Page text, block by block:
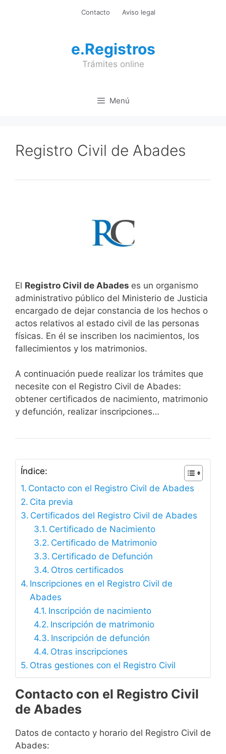
Contacto Aviso legal
e.Registros
Trámites online
Menú
Registro Civil de Abades
El Registro Civil de Abades es un organismo
administrativo público del Ministerio de Justicia
encargado de dejar constancia de los hechos o
actos relativos al estado civil de las personas
físicas. En él se inscriben los nacimientos, los
fallecimientos y los matrimonios.
A continuación puede realizar los trámites que
necesite con el Registro Civil de Abades:
obtener certificados de nacimiento, matrimonio
y defunción, realizar inscripciones…
Índice:
Contacto con el Registro Civil de Abades
Cita previa
Certificados del Registro Civil de Abades
Certificado de Nacimiento
Certificado de Matrimonio
Certificado de Defunción
Otros certificados
Inscripciones en el Registro Civil de
Abades
Inscripción de nacimiento
Inscripción de matrimonio
Inscripción de defunción
Otras inscripciones
Otras gestiones con el Registro Civil
Contacto con el Registro Civil
de Abades
Datos de contacto y horario del Registro Civil de
Abades: